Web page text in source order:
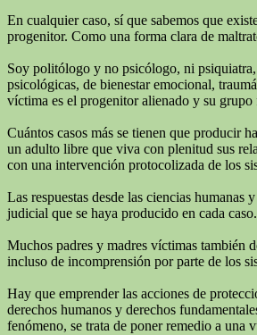
En cualquier caso, sí que sabemos que
progenitor. Como una forma clara de
Soy politólogo y no psicólogo, ni
psicológicas, de bienestar emocional,
víctima es el progenitor alienado y su grupo
Cuántos casos más se tienen que producir
un adulto libre que viva con plenitud sus
con una intervención protocolizada de los
Las respuestas desde las ciencias
judicial que se haya producido en cada
Muchos padres y madres víctimas también
incluso de incomprensión por parte de los
Hay que emprender las acciones de
derechos humanos y derechos
fenómeno, se trata de poner remedio a una